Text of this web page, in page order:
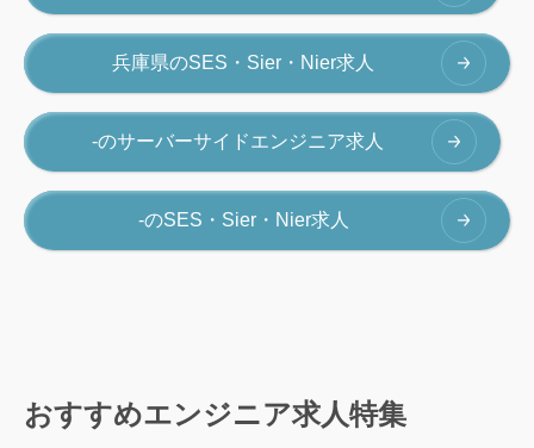
兵庫県のSES・Sier・Nier求人
-のサーバーサイドエンジニア求人
-のSES・Sier・Nier求人
おすすめエンジニア求人特集